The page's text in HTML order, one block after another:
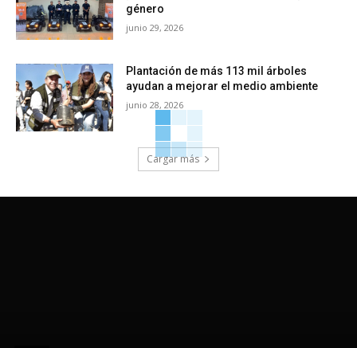
género
junio 29, 2026
Plantación de más 113 mil árboles
ayudan a mejorar el medio ambiente
junio 28, 2026
Cargar más